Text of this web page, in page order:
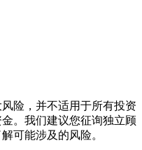
险，并不适用于所有投资
。我们建议您征询独立顾
可能涉及的风险。